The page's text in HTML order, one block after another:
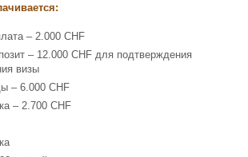
– 2.000 CHF
– 12.000 CHF для подтверждения
визы
– 6.000 CHF
– 2.700 CHF